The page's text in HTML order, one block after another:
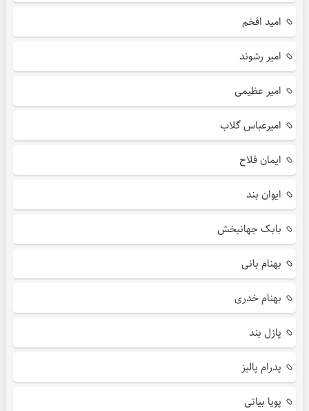
امید افخم
امیر رشوند
امیر عظیمی
امیرعباس گلاب
ایمان فلاح
ایوان بند
بابک جهانبخش
بهنام بانی
بهنام خدری
پازل بند
پدرام پالیز
پویا بیاتی